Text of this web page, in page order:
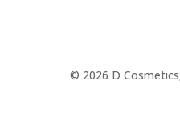
© 2026 D